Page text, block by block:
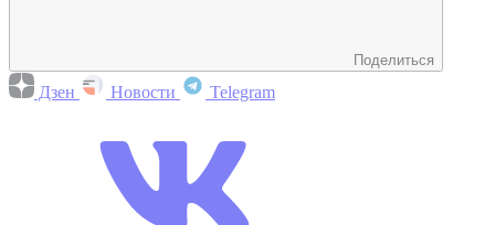
Поделиться
Дзен Новости Telegram